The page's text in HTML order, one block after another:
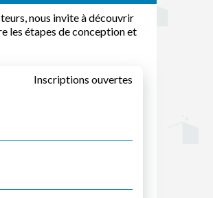
nous invite à découvrir
les étapes de conception et
Inscriptions ouvertes